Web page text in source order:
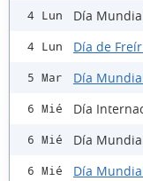
4 Lun Día
4 Lun Día de
5 Mar Día
6 Mié Día
6 Mié Día
6 Mié Día